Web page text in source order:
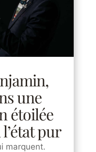
une
étoilée
pur
marquent.